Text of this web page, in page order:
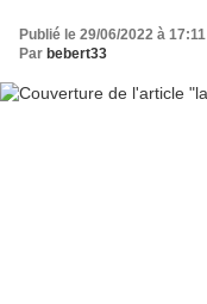
Publié le 29/06/2022 à 17:11
Par bebert33